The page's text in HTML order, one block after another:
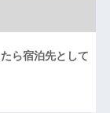
ら宿泊先として